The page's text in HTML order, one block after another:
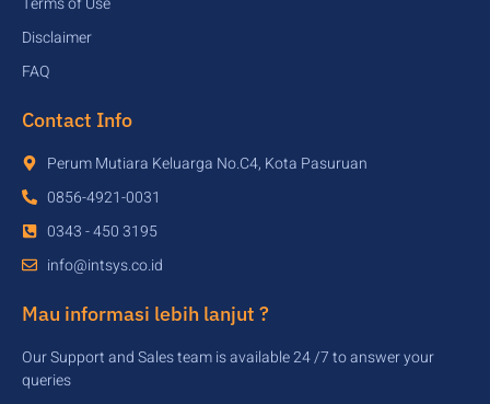
Disclaimer
FAQ
Contact Info
Perum Mutiara Keluarga No.C4, Kota Pasuruan
0856-4921-0031
0343 - 450 3195
info@intsys.co.id
Mau informasi lebih lanjut ?
Our Support and Sales team is available 24 /7 to answer your
queries